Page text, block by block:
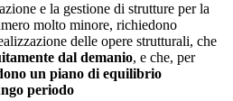
e la gestione di strutture per la
molto minore, richiedono
delle opere strutturali, che
dal demanio, e che, per
un piano di equilibrio
periodo